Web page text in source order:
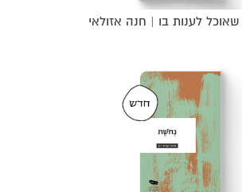
לענות בו | חנה אזולאי